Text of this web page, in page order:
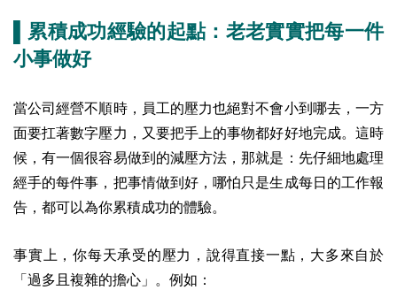
▌累積成功經驗的起點：老老實實把每一件
小事做好
當公司經營不順時，員工的壓力也絕對不會小到哪去，一方
面要扛著數字壓力，又要把手上的事物都好好地完成。這時
候，有一個很容易做到的減壓方法，那就是：先仔細地處理
經手的每件事，把事情做到好，哪怕只是生成每日的工作報
告，都可以為你累積成功的體驗。
事實上，你每天承受的壓力，說得直接一點，大多來自於
「過多且複雜的擔心」。例如：